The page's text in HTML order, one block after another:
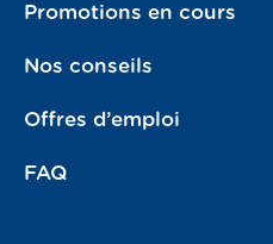
Promotions en cours
Nos conseils
Offres d’emploi
FAQ